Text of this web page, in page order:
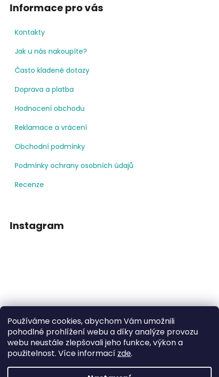
Používáme cookies, abychom Vám umožnili
pohodlné prohlížení webu a díky analýze provozu
webu neustále zlepšovali jeho funkce, výkon a
použitelnost. Více informací zde.
Informace pro vás
Kontakty
Jak u nás nakoupíte?
Často kladené dotazy
Doprava a platba
Hodnocení obchodu
Reklamace a vrácení
Obchodní podmínky
Podmínky ochrany osobních údajů
Recenze
Instagram
Sledovat na Instagramu
Facebook